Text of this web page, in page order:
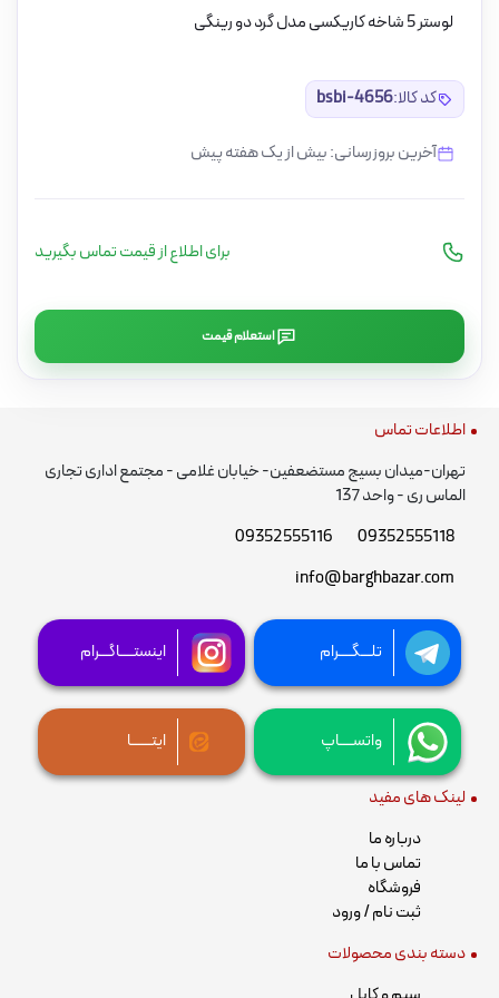
لوستر 5 شاخه کاریکسی مدل گرد دو رینگی
کد کالا:bsbi-4656
آخرین بروزرسانی: بیش از یک هفته پیش
برای اطلاع از قیمت تماس بگیرید
استعلام قیمت
اطلاعات تماس
تهران-میدان بسیج مستضعفین- خیابان غلامی - مجتمع اداری تجاری
الماس ری - واحد 137
09352555118
09352555116
info@barghbazar.com
تلـــگــــرام اینستــــاگـــرام
واتســــاپ ایتــــــا
لینک های مفید
درباره ما
تماس با ما
فروشگاه
ثبت نام / ورود
دسته بندی محصولات